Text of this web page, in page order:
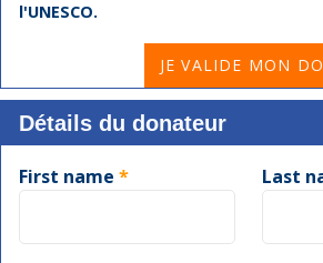
l'UNESCO.
à
fondation
quantity
JE VALIDE MON
Détails du donateur
First name * Last